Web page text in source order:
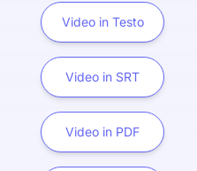
Video in Testo
Video in SRT
Video in PDF